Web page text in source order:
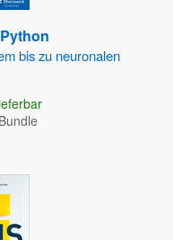
bis zu neuronalen
Bundle